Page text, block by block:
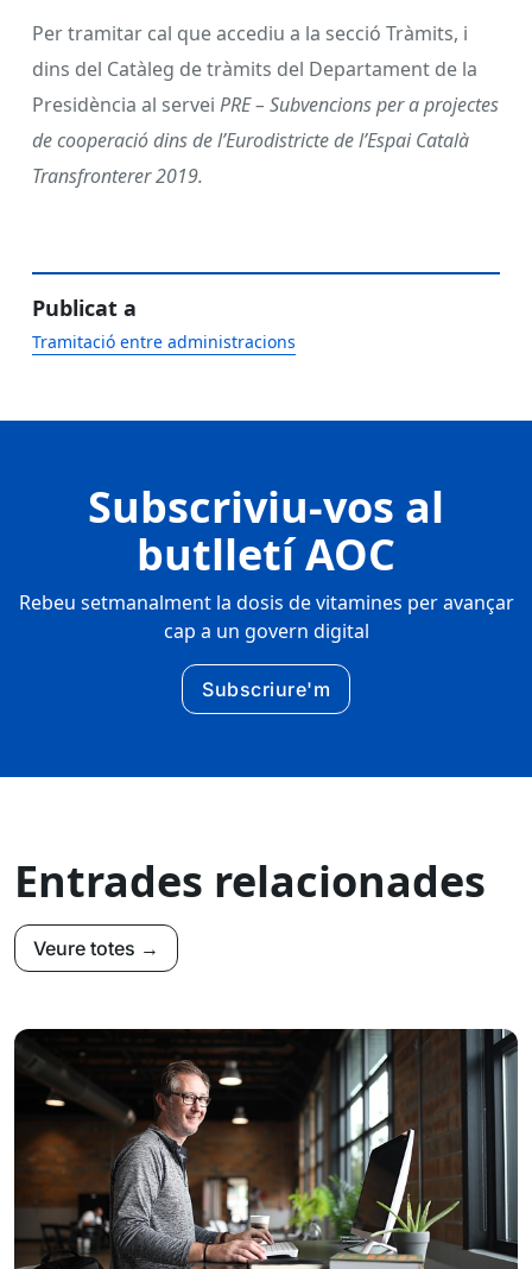
Per tramitar cal que accediu a la secció Tràmits, i
dins del Catàleg de tràmits del Departament de la
Presidència al servei PRE – Subvencions per a projectes
de cooperació dins de l’Eurodistricte de l’Espai Català
Transfronterer 2019.
Publicat a
Tramitació entre administracions
Subscriviu-vos al
butlletí AOC
Rebeu setmanalment la dosis de vitamines per avançar
cap a un govern digital
Subscriure'm
Entrades relacionades
Veure totes →